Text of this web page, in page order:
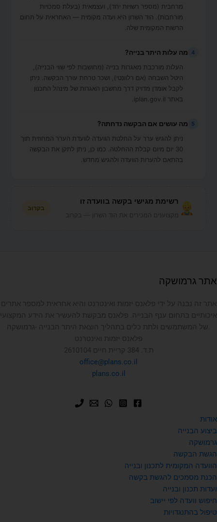
מרחבית (מספר רשויות יחד), ועצמאית (בעלת סמכויות
מורחבות). הוד השרון היא ועדה מקומית — האחראית על תחום
הרשות המקומית שלה.
4 מה עלות היתר בנייה?
העלות מורכבת מאגרות בנייה (מחושבות לפי שווי הבנייה),
היטל השבחה (אם רלוונטי), ושכר טרחת עורך הבקשה. ניתן
לקבל אומדן מדויק דרך מחשבון האגרות של מינהל התכנון
באתר iplan.gov.il.
5 מה עושים אם הבקשה נדחתה?
ניתן להגיש ערר על החלטת הוועדה לוועדת הערר המחוזית תוך
30 יום מיום קבלת ההחלטה. כמו כן, ניתן לתקן את הבקשה
בהתאם להערות הוועדה ולהגיש מחדש.
רשימת מגישי בקשה בוועדה זו
בקרוב
אתר גרמושקה
אתר זה נבנה על ידי פלאנס יזמות ואינטרנט והיא אחראית למספר אתרים
איכותיים בתחום ענף הבנייה. פלאנס מבקשת להעשיר את הידע המקצועי
פלאנס יזמות ואינטרנט
ת.ד. 384 קריית חיים 2610104
office@plans.co.il
plans.co.il
אודות
ביצוע הבנייה
גרמושקה
הגשת הבקשה
הוועדה המקומית לתכנון ובנייה
הכנת מסמכים להגשת בקשה
ועדות תכנון ובנייה
חיפוש וועדה לפי יישוב
טיפול בהתנגדויות